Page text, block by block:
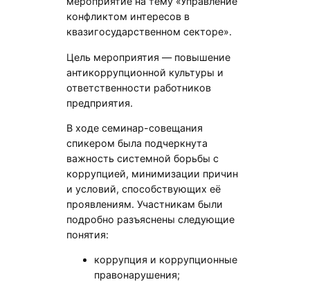
конфликтом интересов в
квазигосударственном секторе».
Цель мероприятия — повышение
антикоррупционной культуры и
ответственности работников
предприятия.
В ходе семинар-совещания
спикером была подчеркнута
важность системной борьбы с
коррупцией, минимизации причин
и условий, способствующих её
проявлениям. Участникам были
подробно разъяснены следующие
понятия:
коррупция и коррупционные
правонарушения;